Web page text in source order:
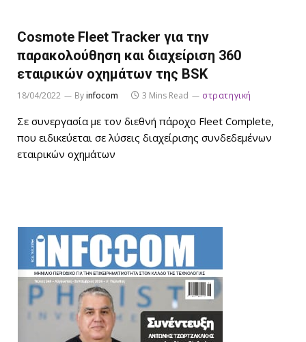
Cosmote Fleet Tracker για την
παρακολούθηση και διαχείριση 360
εταιρικών οχημάτων της BSK
18/04/2022 Byinfocom 3 Mins Read στρατηγική
Σε συνεργασία με τον διεθνή πάροχο Fleet Complete,
που ειδικεύεται σε λύσεις διαχείρισης συνδεδεμένων
εταιρικών οχημάτων